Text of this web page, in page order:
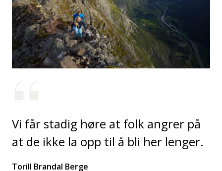
Vi får stadig høre at folk angrer på
at de ikke la opp til å bli her lenger.
Torill Brandal Berge